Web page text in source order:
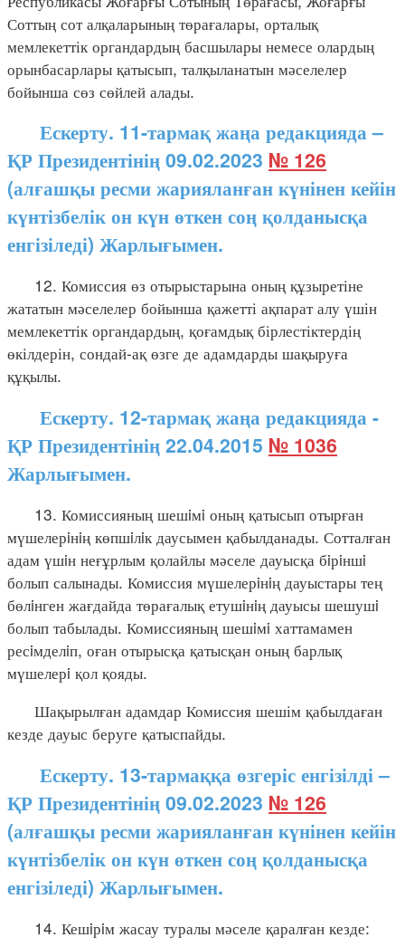
Соттың сот алқаларының төрағалары, орталық
мемлекеттік органдардың басшылары немесе олардың
орынбасарлары қатысып, талқыланатын мәселелер
бойынша сөз сөйлей алады.
Ескерту. 11-тармақ жаңа редакцияда –
ҚР Президентінің 09.02.2023 № 126
(алғашқы ресми жарияланған күнінен кейін
күнтізбелік он күн өткен соң қолданысқа
енгізіледі) Жарлығымен.
12. Комиссия өз отырыстарына оның құзыретіне
жататын мәселелер бойынша қажетті ақпарат алу үшін
мемлекеттік органдардың, қоғамдық бірлестіктердің
өкілдерін, сондай-ақ өзге де адамдарды шақыруға
құқылы.
Ескерту. 12-тармақ жаңа редакцияда -
ҚР Президентінің 22.04.2015 № 1036
Жарлығымен.
13. Комиссияның шешiмi оның қатысып отырған
мүшелерiнiң көпшiлiк даусымен қабылданады. Сотталған
адам үшiн неғұрлым қолайлы мәселе дауысқа бiрiншi
болып салынады. Комиссия мүшелерiнiң дауыстары тең
бөлiнген жағдайда төрағалық етушiнiң дауысы шешушi
болып табылады. Комиссияның шешiмi хаттамамен
ресiмделiп, оған отырысқа қатысқан оның барлық
мүшелерi қол қояды.
Шақырылған адамдар Комиссия шешім қабылдаған
кезде дауыс беруге қатыспайды.
Ескерту. 13-тармаққа өзгеріс енгізілді –
ҚР Президентінің 09.02.2023 № 126
(алғашқы ресми жарияланған күнінен кейін
күнтізбелік он күн өткен соң қолданысқа
енгізіледі) Жарлығымен.
14. Кешiрiм жасау туралы мәселе қаралған кезде: